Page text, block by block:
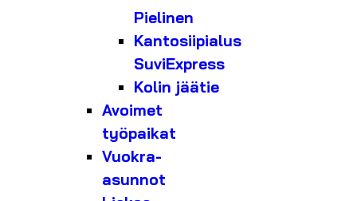
Pielinen
Kantosiipialus
SuviExpress
Kolin jäätie
Avoimet
työpaikat
Vuokra-
asunnot